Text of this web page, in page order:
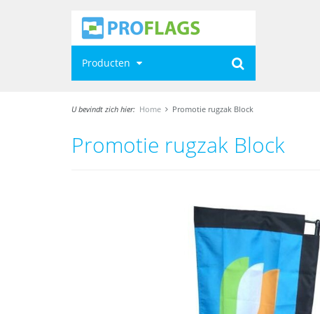
Producten
U bevindt zich hier: Home Promotie rugzak Block
Promotie rugzak Block